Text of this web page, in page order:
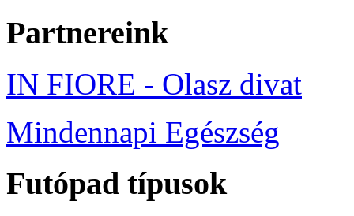
Partnereink
IN FIORE - Olasz divat
Mindennapi Egészség
Futópad típusok